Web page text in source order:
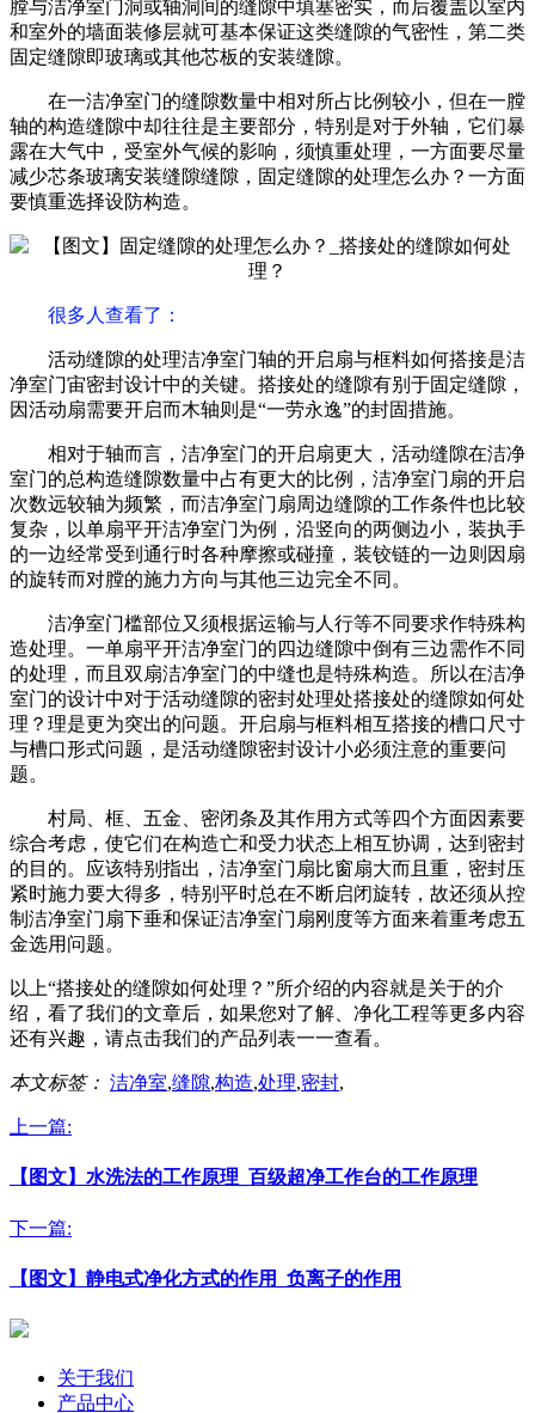
膛与洁净室门洞或轴洞间的缝隙中填塞密实，而后覆盖以室内
和室外的墙面装修层就可基本保证这类缝隙的气密性，第二类
固定缝隙即玻璃或其他芯板的安装缝隙。
在一洁净室门的缝隙数量中相对所占比例较小，但在一膛
轴的构造缝隙中却往往是主要部分，特别是对于外轴，它们暴
露在大气中，受室外气候的影响，须慎重处理，一方面要尽量
减少芯条玻璃安装缝隙缝隙，固定缝隙的处理怎么办？一方面
要慎重选择设防构造。
很多人查看了 ：
活动缝隙的处理洁净室门轴的开启扇与框料如何搭接是洁
净室门宙密封设计中的关键。搭接处的缝隙有别于固定缝隙，
因活动扇需要开启而木轴则是“一劳永逸”的封固措施。
相对于轴而言，洁净室门的开启扇更大，活动缝隙在洁净
室门的总构造缝隙数量中占有更大的比例，洁净室门扇的开启
次数远较轴为频繁，而洁净室门扇周边缝隙的工作条件也比较
复杂，以单扇平开洁净室门为例，沿竖向的两侧边小，装执手
的一边经常受到通行时各种摩擦或碰撞，装铰链的一边则因扇
的旋转而对膛的施力方向与其他三边完全不同。
洁净室门槛部位又须根据运输与人行等不同要求作特殊构
造处理。一单扇平开洁净室门的四边缝隙中倒有三边需作不同
的处理，而且双扇洁净室门的中缝也是特殊构造。所以在洁净
室门的设计中对于活动缝隙的密封处理处搭接处的缝隙如何处
理？理是更为突出的问题。开启扇与框料相互搭接的槽口尺寸
与槽口形式问题，是活动缝隙密封设计小必须注意的重要问
题。
村局、框、五金、密闭条及其作用方式等四个方面因素要
综合考虑，使它们在构造亡和受力状态上相互协调，达到密封
的目的。应该特别指出，洁净室门扇比窗扇大而且重，密封压
紧时施力要大得多，特别平时总在不断启闭旋转，故还须从控
制洁净室门扇下垂和保证洁净室门扇刚度等方面来着重考虑五
金选用问题。
以上“搭接处的缝隙如何处理？”所介绍的内容就是关于的介
绍，看了我们的文章后，如果您对了解、净化工程等更多内容
还有兴趣，请点击我们的产品列表一一查看。
本文标签： 洁净室,缝隙,构造,处理,密封,
上一篇:
【图文】水洗法的工作原理_百级超净工作台的工作原理
下一篇:
【图文】静电式净化方式的作用_负离子的作用
关于我们
产品中心